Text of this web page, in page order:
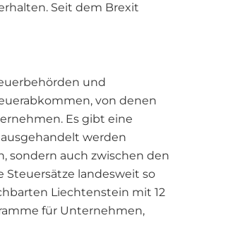
Seit dem Brexit
und
von denen
Es gibt eine
werden
sondern auch zwischen den
Steuersätze landesweit so
Liechtenstein mit 12
für Unternehmen,